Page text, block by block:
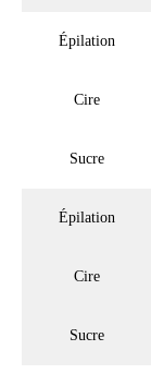
Épilation
Cire
Sucre
Épilation
Cire
Sucre